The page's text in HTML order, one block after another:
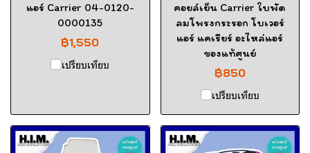
แอร์ Carrier 04-0120-
0000135
฿1,550
เปรียบเทียบ
คอยล์เย็น Carrier ใบพัด
ลมโพรงกระรอก โบเวอร์
แอร์ แคเรียร์ อะไหล่แอร์
ของแท้ศูนย์
฿850
เปรียบเทียบ